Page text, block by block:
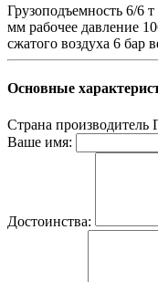
Грузоподъемность 6/6
мм рабочее давление
сжатого воздуха 6 бар
Основные
Страна производитель
Ваше имя:
Достоинства: